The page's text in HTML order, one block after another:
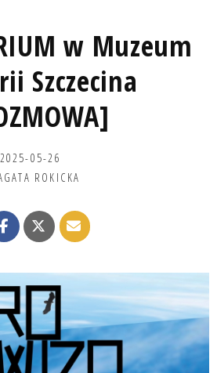
w Muzeum
Szczecina
2025-05-26
ROKICKA